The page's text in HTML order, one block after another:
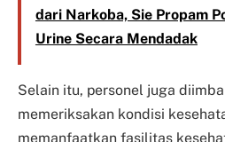
dari Narkoba, Sie Propam
Urine Secara Mendadak
Selain itu, personel juga
memeriksakan kondisi
memanfaatkan fasilitas